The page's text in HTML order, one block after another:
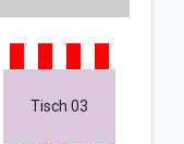
Tisch 03